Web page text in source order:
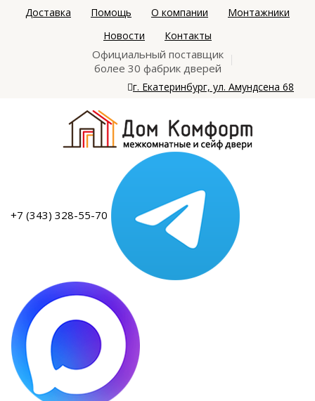
Доставка Помощь О компании
Монтажники
Новости
Контакты
Официальный поставщик
более 30 фабрик дверей
г. Екатеринбург, ул. Амундсена 68
+7 (343) 328-55-70